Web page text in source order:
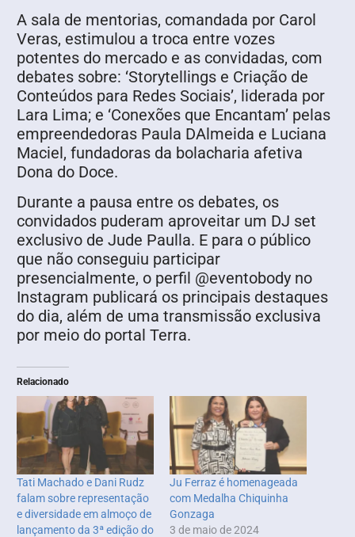
A sala de mentorias, comandada por Carol
Veras, estimulou a troca entre vozes
potentes do mercado e as convidadas, com
debates sobre: ‘Storytellings e Criação de
Conteúdos para Redes Sociais’, liderada por
Lara Lima; e ‘Conexões que Encantam’ pelas
empreendedoras Paula DAlmeida e Luciana
Maciel, fundadoras da bolacharia afetiva
Dona do Doce.
Durante a pausa entre os debates, os
convidados puderam aproveitar um DJ set
exclusivo de Jude Paulla. E para o público
que não conseguiu participar
presencialmente, o perfil @eventobody no
Instagram publicará os principais destaques
do dia, além de uma transmissão exclusiva
por meio do portal Terra.
Relacionado
Tati Machado e Dani Rudz
falam sobre representação
e diversidade em almoço de
lançamento da 3ª edição do
Ju Ferraz é homenageada
com Medalha Chiquinha
Gonzaga
3 de maio de 2024